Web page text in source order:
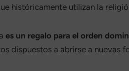
históricamente utilizan la
es un regalo para el orden
dispuestos a abrirse a nuevas